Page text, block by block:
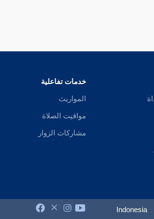
خدمات تفاعلية
المواريث
مواقيت الصلاة
مشاركات الزوار
Indonesia